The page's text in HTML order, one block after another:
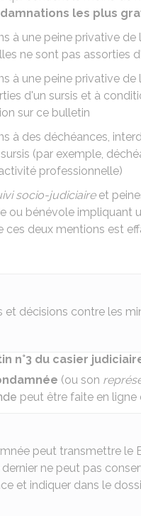
les plus
à une peine privative
ne sont pas assorties
à une peine privative de
d'un sursis et à
sur ce bulletin
à des déchéances,
(par exemple,
professionnelle)
socio-judiciaireet
ou bénévole impliquant
ces deux mentions est
décisions contre les
n°3 du casier
(ou son
peut être faite en ligne
peut transmettre le
ne peut pas
et indiquer dans le